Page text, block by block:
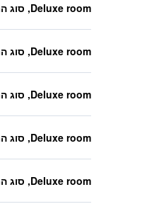
Deluxe room, סוג המיטה לא ידוע
Deluxe room, סוג המיטה לא ידוע
Deluxe room, סוג המיטה לא ידוע
Deluxe room, סוג המיטה לא ידוע
Deluxe room, סוג המיטה לא ידוע